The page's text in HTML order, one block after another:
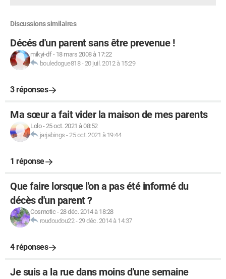
Discussions similaires
Décés d'un parent sans être prevenue !
mikyi-df- 18 mars 2008 à 17:22
bouledogue818-20 juil. 2012 à 15:29
3 réponses
Ma sœur a fait vider la maison de mes parents
Lolo-25 oct. 2021 à 08:52
jarjabings -25 oct. 2021 à 19:44
1 réponse
Que faire lorsque l'on a pas été informé du
décès d'un parent ?
Cosmotic -28 déc. 2014 à 18:28
roudoudou22-29 déc. 2014 à 14:37
4 réponses
Je suis a la rue dans moins d'une semaine